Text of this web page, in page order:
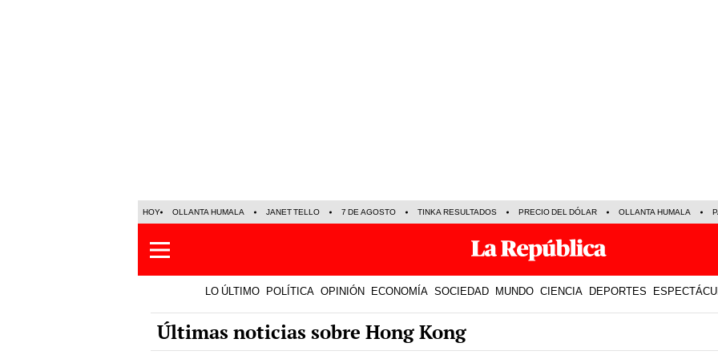
HOY OLLANTA HUMALA JANET TELLO 7 DE AGOSTO TINKA RESULTADOS PRECIO DEL DÓLAR OLLANTA HUMALA
LO ÚLTIMO POLÍTICA OPINIÓN ECONOMÍA SOCIEDAD MUNDO CIENCIA DEPORTES
Últimas noticias sobre Hong Kong